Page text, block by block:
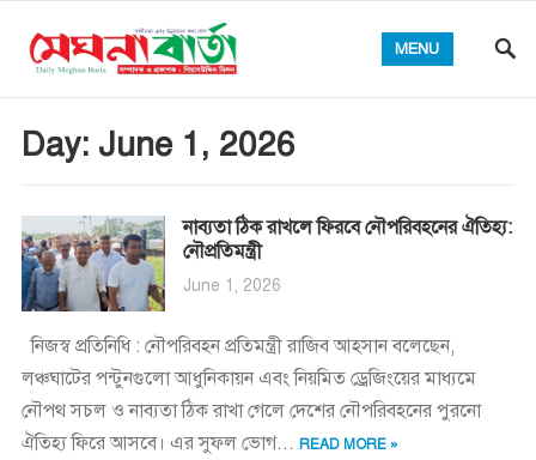
MENU
Day: June 1, 2026
নাব্যতা ঠিক রাখলে ফিরবে নৌপরিবহনের ঐতিহ্য:
নৌপ্রতিমন্ত্রী
June 1, 2026
নিজস্ব প্রতিনিধি : নৌপরিবহন প্রতিমন্ত্রী রাজিব আহসান বলেছেন,
লঞ্চঘাটের পন্টুনগুলো আধুনিকায়ন এবং নিয়মিত ড্রেজিংয়ের মাধ্যমে
নৌপথ সচল ও নাব্যতা ঠিক রাখা গেলে দেশের নৌপরিবহনের পুরনো
ঐতিহ্য ফিরে আসবে। এর সুফল ভোগ... READ MORE »